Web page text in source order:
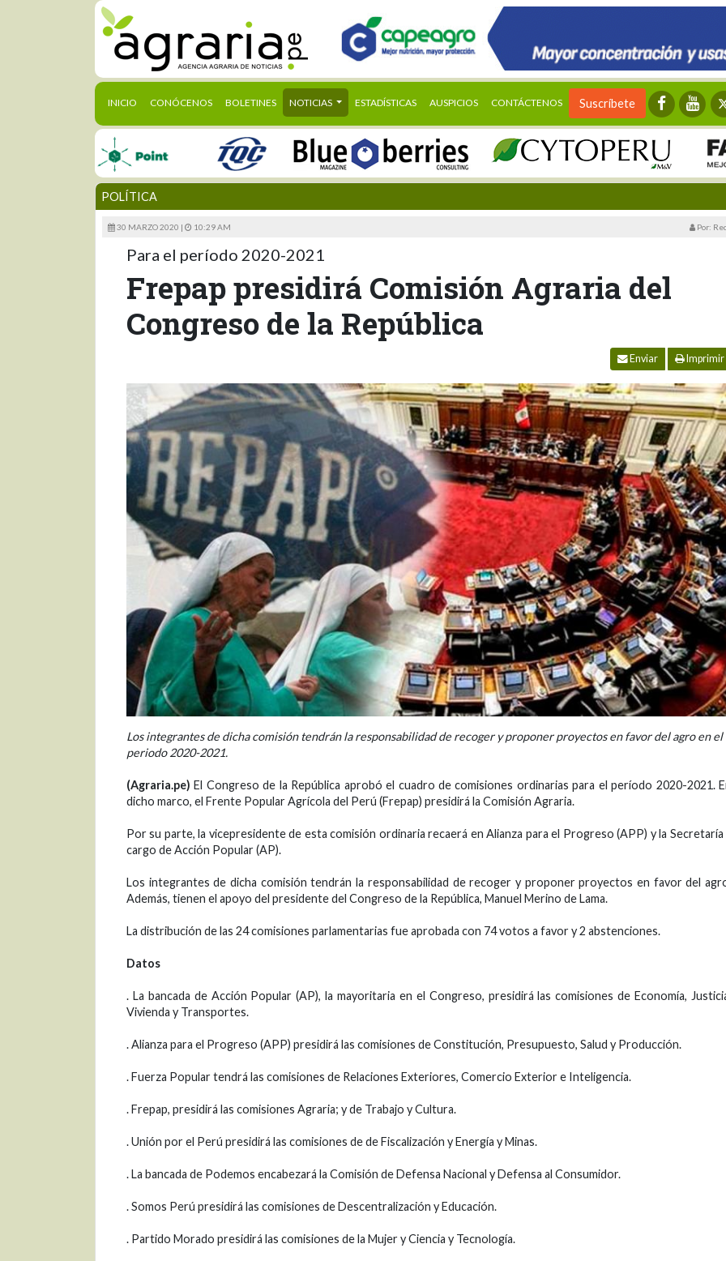
INICIO (CURRENT)
CONÓCENOS BOLETINES NOTICIAS ESTADÍSTICAS AUSPICIOS CONTÁCTENOS Suscríbete
POLÍTICA
30 MARZO 2020 | 10:29 AM Por:
Para el período 2020-2021
Frepap presidirá Comisión Agraria del
Congreso de la República
Enviar Imprimir
Los integrantes de dicha comisión tendrán la responsabilidad de recoger y proponer proyectos en favor del agro en el
periodo 2020-2021.
(Agraria.pe) El Congreso de la República aprobó el cuadro de comisiones ordinarias para el período 2020-2021.
dicho marco, el Frente Popular Agrícola del Perú (Frepap) presidirá la Comisión Agraria.
Por su parte, la vicepresidente de esta comisión ordinaria recaerá en Alianza para el Progreso (APP) y la Secretaría
cargo de Acción Popular (AP).
Los integrantes de dicha comisión tendrán la responsabilidad de recoger y proponer proyectos en favor del
Además, tienen el apoyo del presidente del Congreso de la República, Manuel Merino de Lama.
La distribución de las 24 comisiones parlamentarias fue aprobada con 74 votos a favor y 2 abstenciones.
Datos
. La bancada de Acción Popular (AP), la mayoritaria en el Congreso, presidirá las comisiones de Economía,
Vivienda y Transportes.
. Alianza para el Progreso (APP) presidirá las comisiones de Constitución, Presupuesto, Salud y Producción.
. Fuerza Popular tendrá las comisiones de Relaciones Exteriores, Comercio Exterior e Inteligencia.
. Frepap, presidirá las comisiones Agraria; y de Trabajo y Cultura.
. Unión por el Perú presidirá las comisiones de de Fiscalización y Energía y Minas.
. La bancada de Podemos encabezará la Comisión de Defensa Nacional y Defensa al Consumidor.
. Somos Perú presidirá las comisiones de Descentralización y Educación.
. Partido Morado presidirá las comisiones de la Mujer y Ciencia y Tecnología.